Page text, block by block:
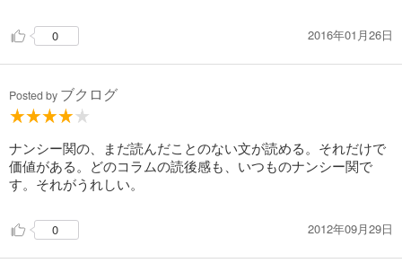
0 2016年01月26日
Posted by ブクログ
ナンシー関の、まだ読んだことのない文が読める。それだけで
価値がある。どのコラムの読後感も、いつものナンシー関で
す。それがうれしい。
0 2012年09月29日